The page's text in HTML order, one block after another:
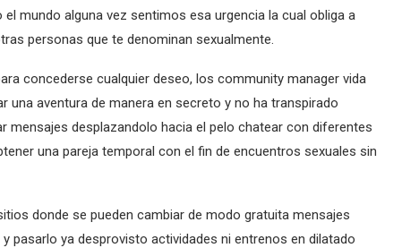
mundo alguna vez sentimos esa urgencia la cual obliga a
personas que te denominan sexualmente.
concederse cualquier deseo, los community manager vida
aventura de manera en secreto y no ha transpirado
desplazandolo hacia el pelo chatear con diferentes
una pareja temporal con el fin de encuentros sexuales sin
donde se pueden cambiar de modo gratuita mensajes
pasarlo ya desprovisto actividades ni entrenos en dilatado